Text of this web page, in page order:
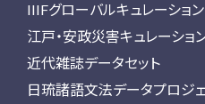
IIIFグローバルキュレーション
江戸・安政災害キュレーショ
近代雑誌データセット
日琉諸語文法データプロジ